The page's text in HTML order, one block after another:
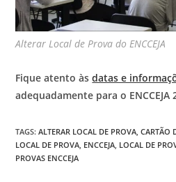
Alterar Local de Prova do ENCCEJA
Fique atento àsdatas e
adequadamente para o ENCCEJA
TAGS:ALTERAR LOCAL DE PROVA, CARTÃO
LOCAL DE PROVA, ENCCEJA, LOCAL DE
PROVAS ENCCEJA